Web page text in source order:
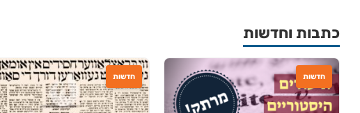
כתבות וחדשות
חדשות חדשות